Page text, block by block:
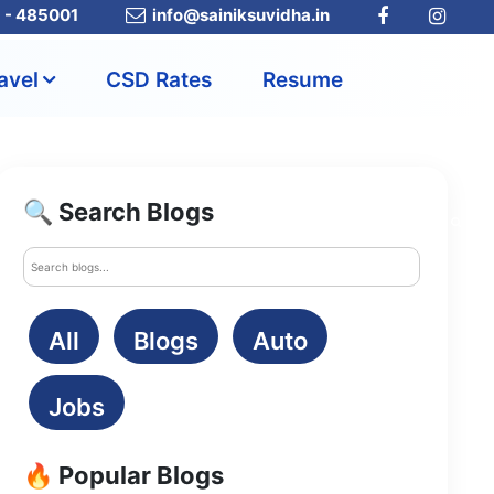
- 485001 info@sainiksuvidha.in
CSD Rates Resume
🔍 Search Blogs
All Blogs Auto
Jobs
🔥 Popular Blogs